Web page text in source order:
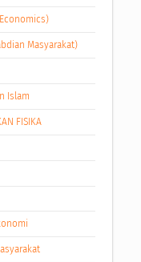
Masyarakat)
Islam
FISIKA